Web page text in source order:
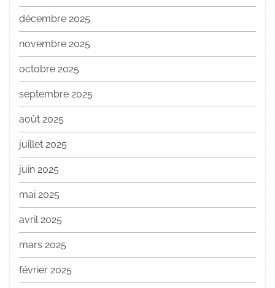
décembre 2025
novembre 2025
octobre 2025
septembre 2025
août 2025
juillet 2025
juin 2025
mai 2025
avril 2025
mars 2025
février 2025